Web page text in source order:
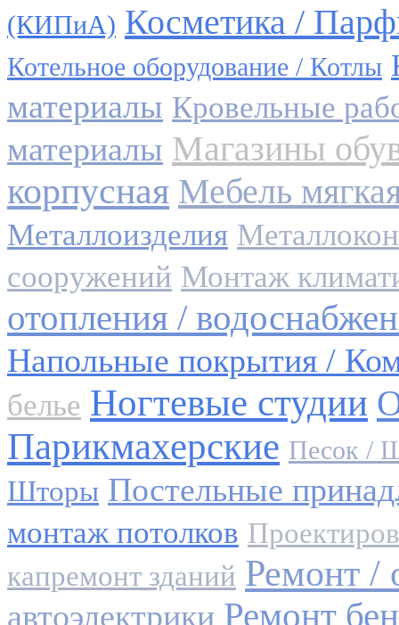
(КИПиА) Косметика /
Котельное оборудование / Котлы
материалы Кровельные
материалы Магазины
корпусная Мебель
Металлоизделия
сооружений Монтаж
отопления /
Напольные покрытия /
белье Ногтевые студии
Парикмахерские Песок /
Шторы Постельные
монтаж потолков
капремонт зданий Ремонт /
автоэлектрики Ремонт